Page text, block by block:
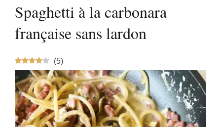
Spaghetti à la carbonara
française sans lardon
(5)